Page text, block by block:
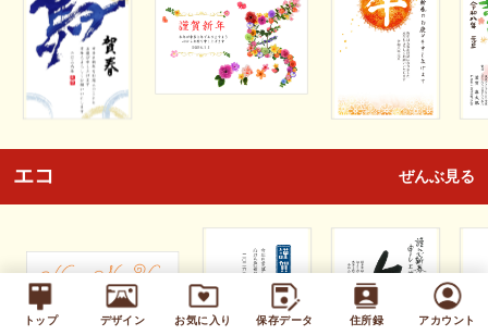
トップ デザイン お気に入り 保存データ 住所録 アカウント
エコ ぜんぶ見る